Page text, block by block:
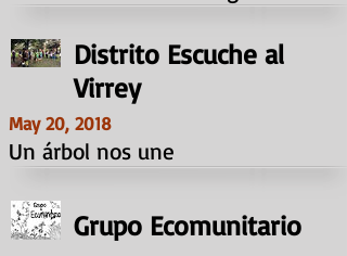
Distrito Escuche al
Virrey
May 20, 2018
Un árbol nos une
Grupo Ecomunitario